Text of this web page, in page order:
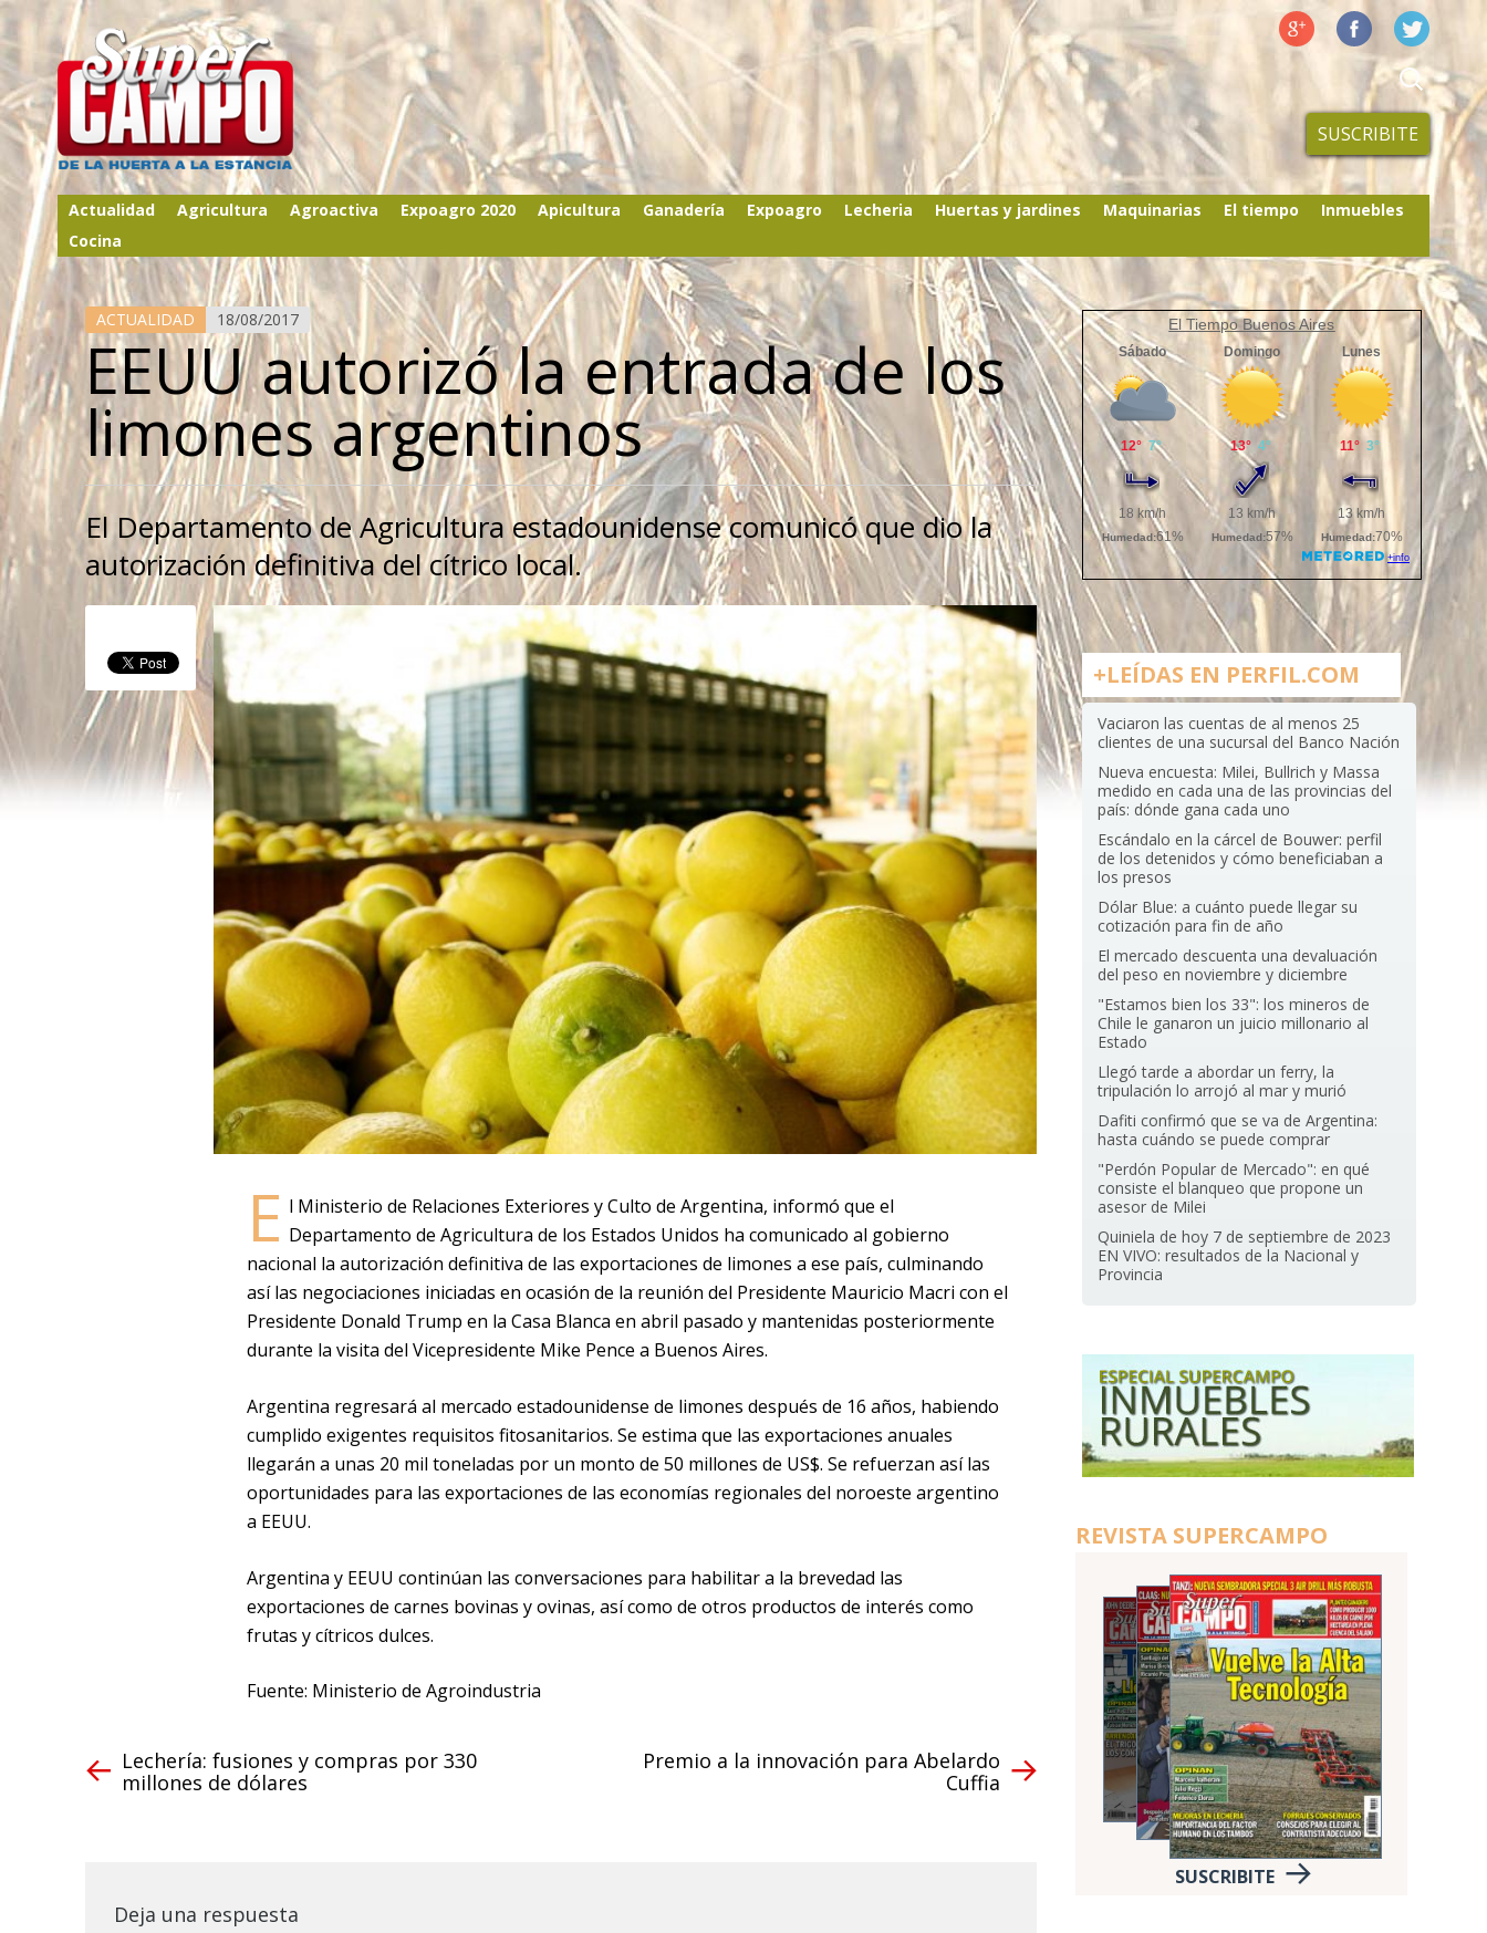
SUSCRIBITE
Actualidad Agricultura Agroactiva Expoagro 2020 Apicultura Ganadería Expoagro Lecheria Huertas y jardines Maquinarias El tiempo
Inmuebles
Cocina
ACTUALIDAD 18/08/2017
EEUU autorizó la entrada de los
limones argentinos
El Departamento de Agricultura estadounidense comunicó que dio la
autorización definitiva del cítrico local.
E l Ministerio de Relaciones Exteriores y Culto de Argentina, informó que el
Departamento de Agricultura de los Estados Unidos ha comunicado al gobierno
nacional la autorización definitiva de las exportaciones de limones a ese país, culminando
así las negociaciones iniciadas en ocasión de la reunión del Presidente Mauricio Macri con el
Presidente Donald Trump en la Casa Blanca en abril pasado y mantenidas posteriormente
durante la visita del Vicepresidente Mike Pence a Buenos Aires.
Argentina regresará al mercado estadounidense de limones después de 16 años, habiendo
cumplido exigentes requisitos fitosanitarios. Se estima que las exportaciones anuales
llegarán a unas 20 mil toneladas por un monto de 50 millones de US$. Se refuerzan así las
oportunidades para las exportaciones de las economías regionales del noroeste argentino
a EEUU.
Argentina y EEUU continúan las conversaciones para habilitar a la brevedad las
exportaciones de carnes bovinas y ovinas, así como de otros productos de interés como
frutas y cítricos dulces.
Fuente: Ministerio de Agroindustria
Lechería: fusiones y compras por 330
millones de dólares
Premio a la innovación para Abelardo
Cuffia
Deja una respuesta
El Tiempo Buenos Aires
+LEÍDAS EN PERFIL.COM
Vaciaron las cuentas de al menos 25
clientes de una sucursal del Banco Nación
Nueva encuesta: Milei, Bullrich y Massa
medido en cada una de las provincias del
país: dónde gana cada uno
Escándalo en la cárcel de Bouwer: perfil
de los detenidos y cómo beneficiaban a
los presos
Dólar Blue: a cuánto puede llegar su
cotización para fin de año
El mercado descuenta una devaluación
del peso en noviembre y diciembre
"Estamos bien los 33": los mineros de
Chile le ganaron un juicio millonario al
Estado
Llegó tarde a abordar un ferry, la
tripulación lo arrojó al mar y murió
Dafiti confirmó que se va de Argentina:
hasta cuándo se puede comprar
"Perdón Popular de Mercado": en qué
consiste el blanqueo que propone un
asesor de Milei
Quiniela de hoy 7 de septiembre de 2023
EN VIVO: resultados de la Nacional y
Provincia
REVISTA SUPERCAMPO
SUSCRIBITE